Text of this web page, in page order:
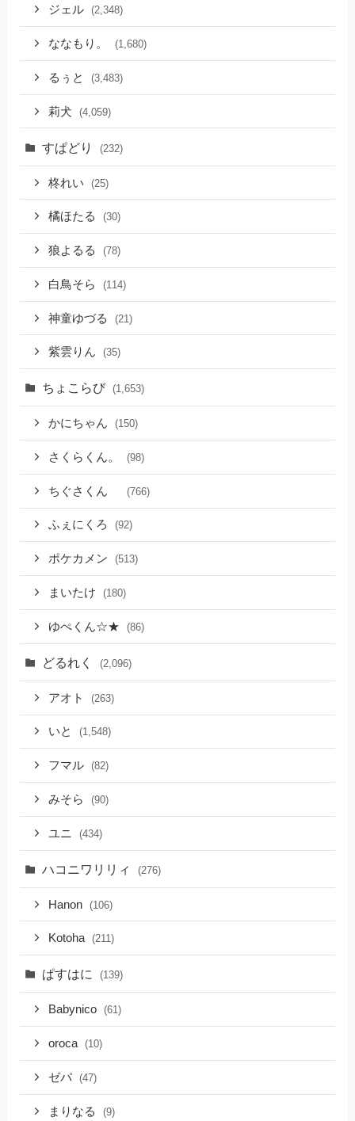
ジェル (2,348)
ななもり。 (1,680)
るぅと (3,483)
莉犬 (4,059)
すぱどり (232)
柊れい (25)
橘ほたる (30)
狼よるる (78)
白鳥そら (114)
神童ゆづる (21)
紫雲りん (35)
ちょこらび (1,653)
かにちゃん (150)
さくらくん。 (98)
ちぐさくん (766)
ふぇにくろ (92)
ポケカメン (513)
まいたけ (180)
ゆぺくん☆★ (86)
どるれく (2,096)
アオト (263)
いと (1,548)
フマル (82)
みそら (90)
ユニ (434)
ハコニワリリィ (276)
Hanon (106)
Kotoha (211)
ぱすはに (139)
Babynico (61)
oroca (10)
ゼパ (47)
まりなる (9)